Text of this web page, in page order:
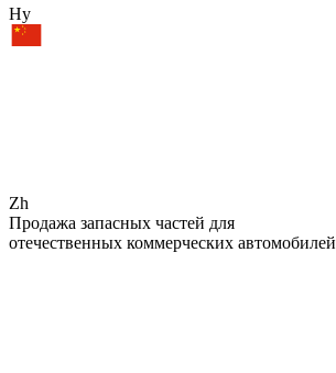
Hy
Zh
Продажа запасных частей для
отечественных коммерческих автомобилей